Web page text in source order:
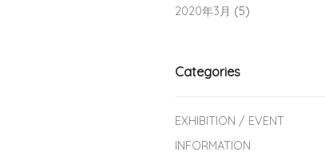
2020年3月 (5)
Categories
EXHIBITION / EVENT
INFORMATION